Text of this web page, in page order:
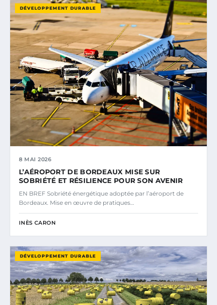
DÉVELOPPEMENT DURABLE
8 MAI 2026
L’AÉROPORT DE BORDEAUX MISE SUR
SOBRIÉTÉ ET RÉSILIENCE POUR SON AVENIR
EN BREF Sobriété énergétique adoptée par l’aéroport de
Bordeaux. Mise en œuvre de pratiques…
INÈS CARON
DÉVELOPPEMENT DURABLE